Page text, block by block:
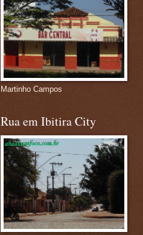
Martinho Campos
Rua em Ibitira City